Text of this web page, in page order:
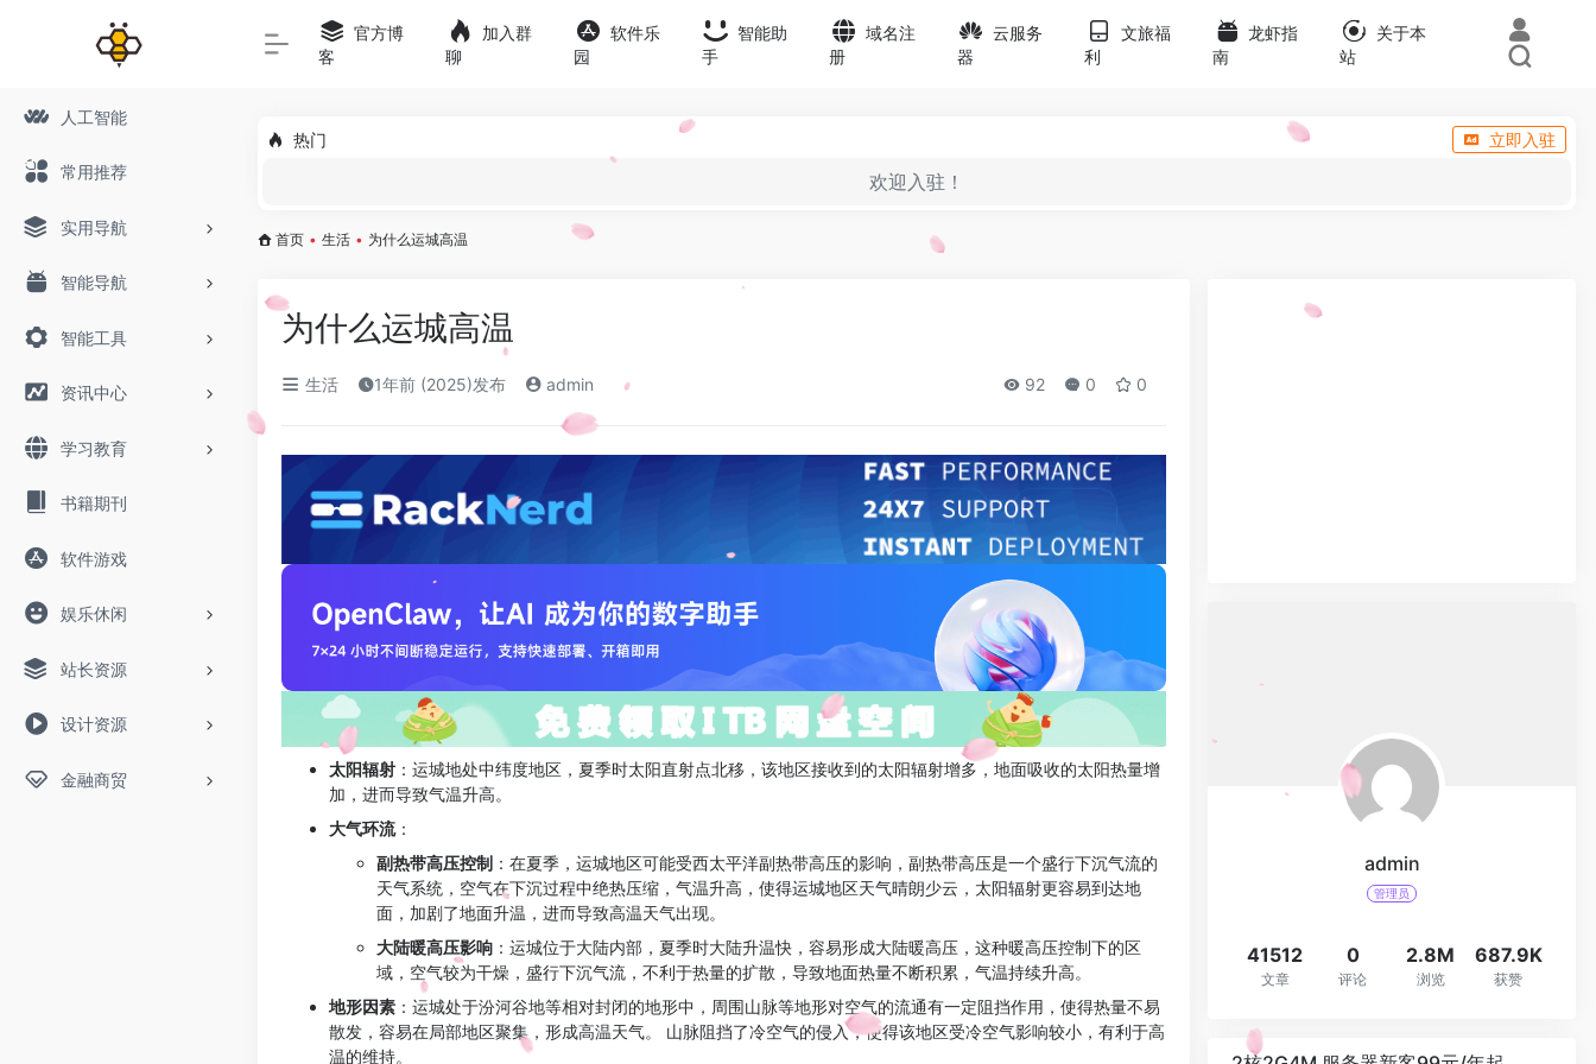
人工智能
常用推荐
实用导航
智能导航
智能工具
资讯中心
学习教育
书籍期刊
软件游戏
娱乐休闲
站长资源
设计资源
金融商贸
官方博
客
加入群
聊
软件乐
园
智能助
手
域名注
册
云服务
器
文旅福
利
龙虾指
南
关于本
站
热门 立即入驻
欢迎入驻！
首页 • 生活 • 为什么运城高温
为什么运城高温
生活 1年前 (2025)发布 admin 92 0 0
太阳辐射 ：运城地处中纬度地区，夏季时太阳直射点北移，该地区接收到的太阳辐射增多，地面吸收的太阳热量增
加，进而导致气温升高。
大气环流：
副热带高压控制 ：在夏季，运城地区可能受西太平洋副热带高压的影响，副热带高压是一个盛行下沉气流的
天气系统，空气在下沉过程中绝热压缩，气温升高，使得运城地区天气晴朗少云，太阳辐射更容易到达地
面，加剧了地面升温，进而导致高温天气出现。
大陆暖高压影响 ：运城位于大陆内部，夏季时大陆升温快，容易形成大陆暖高压，这种暖高压控制下的区
域，空气较为干燥，盛行下沉气流，不利于热量的扩散，导致地面热量不断积累，气温持续升高。
地形因素 ：运城处于汾河谷地等相对封闭的地形中，周围山脉等地形对空气的流通有一定阻挡作用，使得热量不易
散发，容易在局部地区聚集，形成高温天气。 山脉阻挡了冷空气的侵入，使得该地区受冷空气影响较小，有利于高
温的维持。
admin
管理员
41512
文章
0
评论
2.8M
浏览
687.9K
获赞